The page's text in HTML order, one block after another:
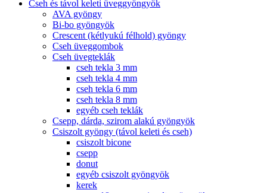
Cseh és távol keleti üveggyöngyök
AVA gyöngy
Bi-bo gyöngyök
Crescent (kétlyukú félhold) gyöngy
Cseh üveggombok
Cseh üvegteklák
cseh tekla 3 mm
cseh tekla 4 mm
cseh tekla 6 mm
cseh tekla 8 mm
egyéb cseh teklák
Csepp, dárda, szirom alakú gyöngyök
Csiszolt gyöngy (távol keleti és cseh)
csiszolt bicone
csepp
donut
egyéb csiszolt gyöngyök
kerek